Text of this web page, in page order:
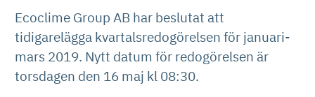
Ecoclime Group AB har beslutat att
tidigarelägga kvartalsredogörelsen för januari-
mars 2019. Nytt datum för redogörelsen är
torsdagen den 16 maj kl 08:30.